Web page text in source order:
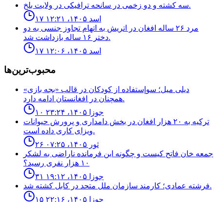
سه كشته و دو زخمى در سانحه ترافيكى در ولايت بلخ.
۱۷ اسد ۱۴۰۵، ۱۲:۲۱
مرد ٢۶ ساله افغان در اتريش به اتهام تجاوز جنسى به دو
دختر ١۶ ساله بازداشت شد.
۱۷ اسد ۱۴۰۵، ۱۲:۰۶
محبوب‌ترین‌ها
ديلى ميل؛ سوإستفاده از كودكان در قالب «بجه بازى»
همچنان در افغانستان ادامه دارد.
۱۰ جوزا ۱۴۰۵، ۲۳:۲۴
ترکیه به ۲۰ هزار افغان در بخش دامداری و پرورش حیوانات
ویزای کاری داده است.
۲۶ ثور ۱۴۰۵، ۰۷:۲۵
جمعه خان فاتح كيست و چگونه اين فرمانده ناراضى به لشكر
١٠ هزار نفرى رسيد؟
۳۱ جوزا ۱۴۰۵، ۱۹:۱۲
فرشته عمادى؛ كارمند سازمان ملل متحد در كابل كشته شد.
۱۵ جوزا ۱۴۰۵، ۲۲:۱۶